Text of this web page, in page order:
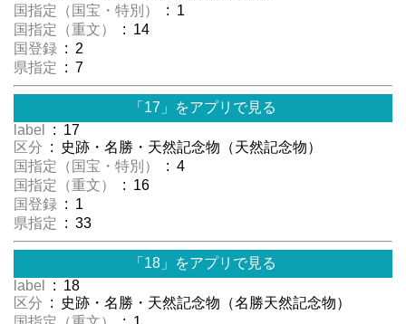
国指定（国宝・特別）
: 1
国指定（重文）
: 14
国登録 : 2
県指定 : 7
「17」をアプリで見る
label
: 17
区分 : 史跡・名勝・天然記念物（天然記念物）
国指定（国宝・特別）
: 4
国指定（重文）
: 16
国登録 : 1
県指定 : 33
「18」をアプリで見る
label
: 18
区分 : 史跡・名勝・天然記念物（名勝天然記念物）